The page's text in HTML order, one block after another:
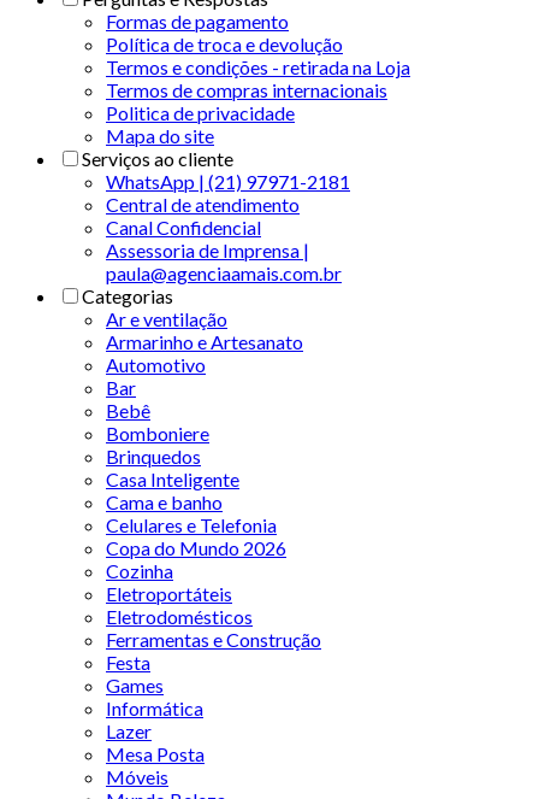
Formas de pagamento
Política de troca e devolução
Termos e condições - retirada na Loja
Termos de compras internacionais
Politica de privacidade
Mapa do site
Serviços ao cliente
WhatsApp | (21) 97971-2181
Central de atendimento
Canal Confidencial
Assessoria de Imprensa |
paula@agenciaamais.com.br
Categorias
Ar e ventilação
Armarinho e Artesanato
Automotivo
Bar
Bebê
Bomboniere
Brinquedos
Casa Inteligente
Cama e banho
Celulares e Telefonia
Copa do Mundo 2026
Cozinha
Eletroportáteis
Eletrodomésticos
Ferramentas e Construção
Festa
Games
Informática
Lazer
Mesa Posta
Móveis